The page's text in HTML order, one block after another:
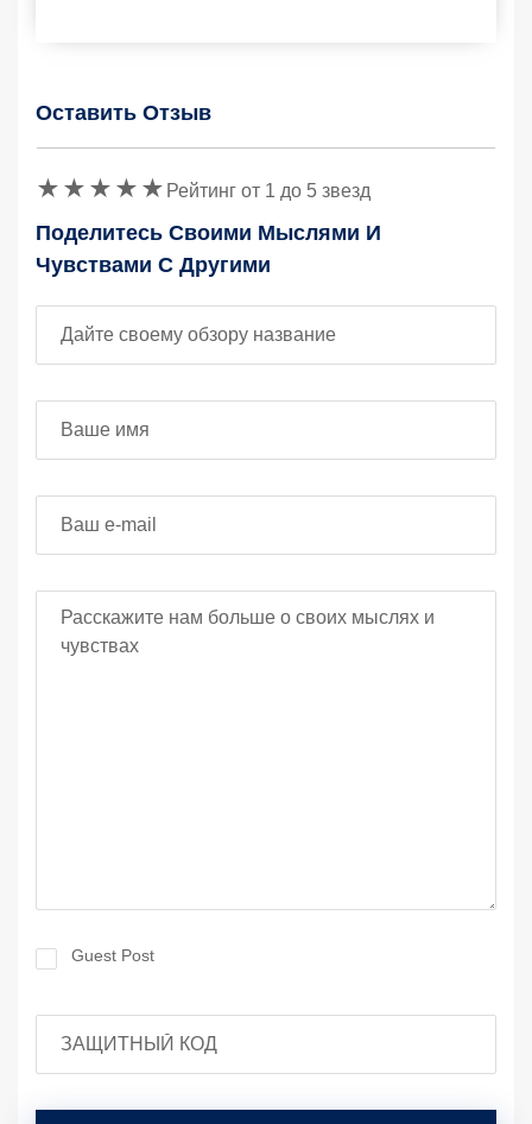
Оставить Отзыв
Рейтинг от 1 до 5 звезд
Поделитесь Своими Мыслями И
Чувствами С Другими
Guest Post